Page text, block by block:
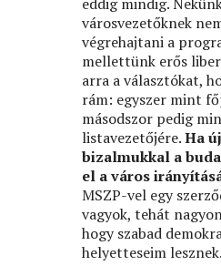
városvezetőknek
végrehajtani a
mellettünk erős
arra a választókat,
rám: egyszer mint
másodszor pedig
listavezetőjére.Ha
bizalmukkal a
el a város
MSZP-vel egy
vagyok, tehát
hogy szabad
helyetteseim